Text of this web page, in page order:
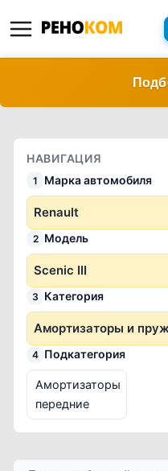
НАВИГАЦИЯ
1 Марка автомобиля
Renault
2 Модель
Scenic III
3 Категория
Амортизаторы и
4 Подкатегория
Амортизаторы
передние